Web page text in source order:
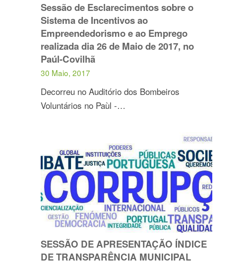
Sessão de Esclarecimentos sobre o
Sistema de Incentivos ao
Empreendedorismo e ao Emprego
realizada dia 26 de Maio de 2017, no
Paúl-Covilhã
30 Maio, 2017
Decorreu no Auditório dos Bombeiros
Voluntários no Paùl -…
SESSÃO DE APRESENTAÇÃO ÍNDICE
DE TRANSPARÊNCIA MUNICIPAL